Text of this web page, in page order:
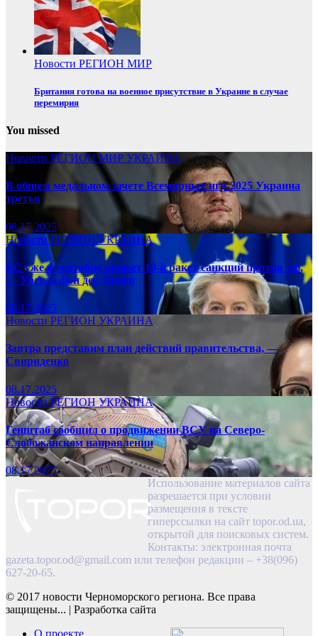
Новости РЕГИОН МИР
Британия готова на военное присутствие в Украине в случае
перемирия
You missed
Новости РЕГИОНМИР УКРАИНА
В общем медальном зачете Всемирных игр-2025 Украина
третья
08.17.2025
НовостиРЕГИОНУКРАИНА
ЕС уже в сентябре примет 19-й ракет санкций против рф,
— Урсула фон дер Ляйен
08.17.2025
Новости РЕГИОН УКРАИНА
Завтра представим план действий правительства, —
Свириденко
08.17.2025
НовостиРЕГИОНУКРАИНА
Генштаб сообщил о продвижении ВСУ на Северо-
Слобожанском направлении
08.17.2025
Использование материалов сайта
разрешается при условии
размещения в тексте
гиперссылки на сайт topor.od.ua,
открытой для поисковых систем.
Контакты: электронная почта
gazeta.topor.od@gmail.com или телефон редакции – +38(096)
627-20-65.
© 2017 новости Черноморского региона. Все права
защищены... | Разработка сайта